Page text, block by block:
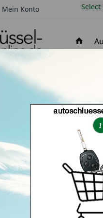
Mein Konto Select
(in
In Time
March